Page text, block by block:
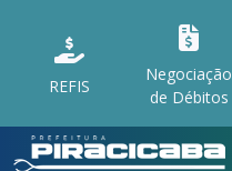
REFIS
Negociação
de Débitos